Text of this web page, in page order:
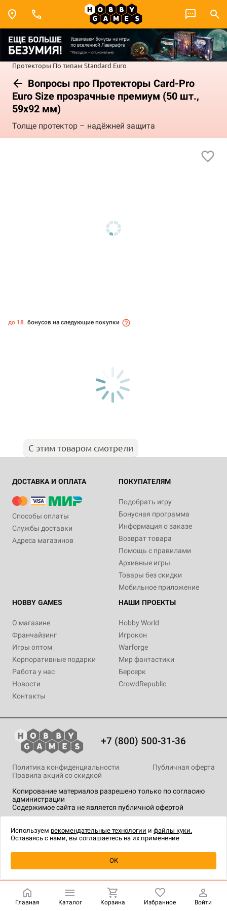
Протекторы По типам Standard Euro
Вопросы про Протекторы Card-Pro
Euro Size прозрачные премиум (50 шт.,
59x92 мм)
Толще протектор – надёжней защита
Уведомить о наличии
до 18 бонусов на следующие покупки
С этим товаром смотрели
ДОСТАВКА И ОПЛАТА
Способы оплаты
Службы доставки
Адреса магазинов
ПОКУПАТЕЛЯМ
Подобрать игру
Бонусная программа
Информация о заказе
Возврат товара
Помощь с правилами
Архивные игры
Товары без скидки
Мобильное приложение
HOBBY GAMES
О магазине
Франчайзинг
Игры оптом
Корпоративные подарки
Работа у нас
Новости
Контакты
НАШИ ПРОЕКТЫ
Hobby World
Игрокон
Warforge
Мир фантастики
Берсерк
CrowdRepublic
+7 (800) 500-31-36
Копирование материалов разрешено только по согласию
администрации
Содержимое сайта не является публичной офертой
Политика конфиденциальности
Публичная оферта
Правила акций со скидкой
технологии.
Главная Каталог Корзина Избранное Войти
Используем рекомендательные технологии и файлы куки.
Оставаясь с нами, вы соглашаетесь на их применение
OK